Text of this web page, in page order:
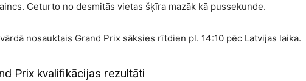
Ceturto no desmitās vietas šķīra mazāk kā pussekunde.
nosauktais Grand Prix sāksies rītdien pl. 14:10 pēc Latvijas laika.
Prix kvalifikācijas rezultāti